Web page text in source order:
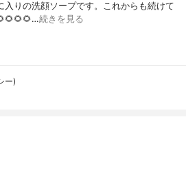
入りの洗顔ソープです。これからも続けて
続きを見る
ー)